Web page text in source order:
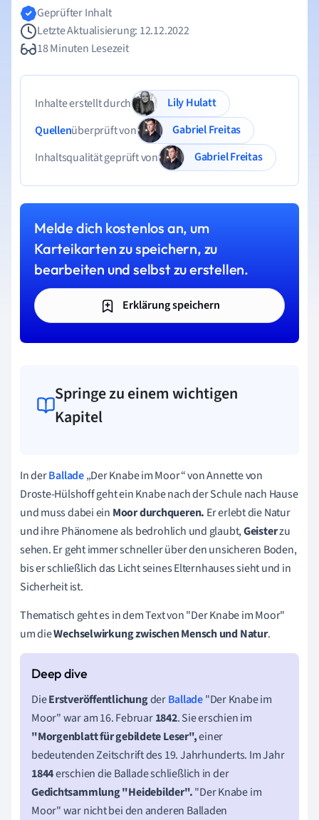
Geprüfter Inhalt
Letzte Aktualisierung: 12.12.2022
18 Minuten Lesezeit
Inhalte erstellt durch
Lily Hulatt
Quellenüberprüft von
Gabriel Freitas
Inhaltsqualität geprüft von
Gabriel Freitas
Melde dich kostenlos an, um
Karteikarten zu speichern, zu
bearbeiten und selbst zu erstellen.
Erklärung speichern
Springe zu einem wichtigen
Kapitel
In derBallade„Der Knabe im Moor“ von Annette von
Droste-Hülshoff geht ein Knabe nach der Schule nach Hause
und muss dabei ein Moor durchqueren. Er erlebt die Natur
und ihre Phänomene als bedrohlich und glaubt,Geisterzu
sehen. Er geht immer schneller über den unsicheren Boden,
bis er schließlich das Licht seines Elternhauses sieht und in
Sicherheit ist.
Thematisch geht es in dem Text von "Der Knabe im Moor"
um dieWechselwirkung zwischen Mensch und Natur.
DieErstveröffentlichungderBallade"Der Knabe im
Moor"war am 16. Februar1842. Sie erschienim
"Morgenblatt für gebildete Leser",einer
bedeutenden Zeitschrift des 19. Jahrhunderts. Im Jahr
1844erschien die Ballade schließlich in der
Gedichtsammlung "Heidebilder"."Der Knabe im
Moor" war nicht bei den anderen Balladen